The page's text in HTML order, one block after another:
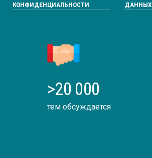
КОНФИДЕНЦИАЛЬНОСТИ
ДАННЫХ
>20 000
тем обсуждается